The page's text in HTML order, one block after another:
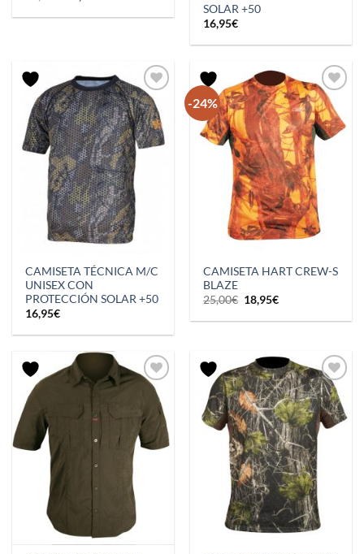
precio
originalactual
SOLAR +50
16,95€
CAMISETA TÉCNICA M/C
UNISEX CON
PROTECCIÓN SOLAR +50
16,95€
-24%
CAMISETA HART CREW-S
BLAZE
25,00€ El
precio
original
18,95€El
actual